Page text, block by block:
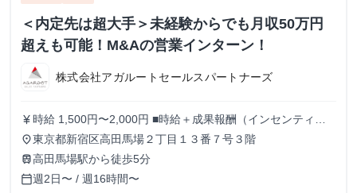
＜内定先は超大手＞未経験からでも月収50万円
超えも可能！M&Aの営業インターン！
株式会社アガルートセールスパートナーズ
currency_yen 時給 1,500円〜2,000円 ■時給＋成果報酬（インセンティ
ブ）制度 現在最高時給2000円。 また、アポイント獲得1件
毎に5,000〜20,000円を支給いたします。 上限はないため結
果を出した分だけ還元されます！ ※時給や成果報酬は役職
や在籍期間に応じて変動
place東京都新宿区高田馬場２丁目１３番７号３階
train高田馬場駅から徒歩5分
calendar_today週2日〜 / 週16時間〜